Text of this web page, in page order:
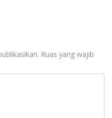
Ruas yang wajib